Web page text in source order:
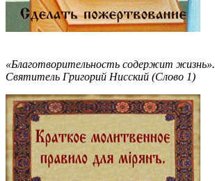
«Благотворительность содержит жизнь».
Святитель Григорий Нисский (Слово 1)